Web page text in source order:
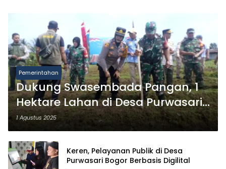
Pemerintahan
Dukung Swasembada Pangan, 1
Hektare Lahan di Desa Purwasari
di Tanam Jagung
1 Agustus 2025
Keren, Pelayanan Publik di Desa
Purwasari Bogor Berbasis Digilital